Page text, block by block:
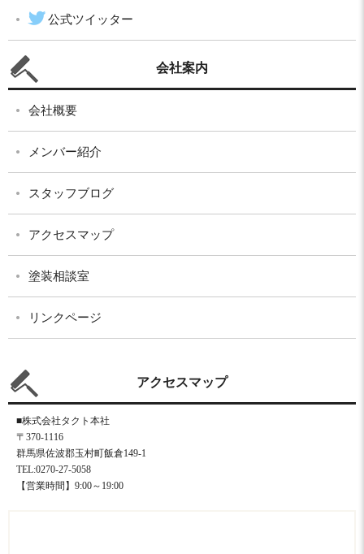
公式ツイッター
会社案内
会社概要
メンバー紹介
スタッフブログ
アクセスマップ
塗装相談室
リンクページ
アクセスマップ
■株式会社タクト本社
〒370-1116
群馬県佐波郡玉村町飯倉149-1
TEL:0270-27-5058
【営業時間】9:00～19:00